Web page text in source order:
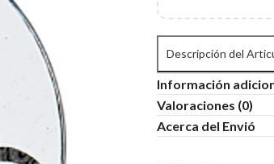
Descripción del
Información
Valoraciones (0)
Acerca del Envió